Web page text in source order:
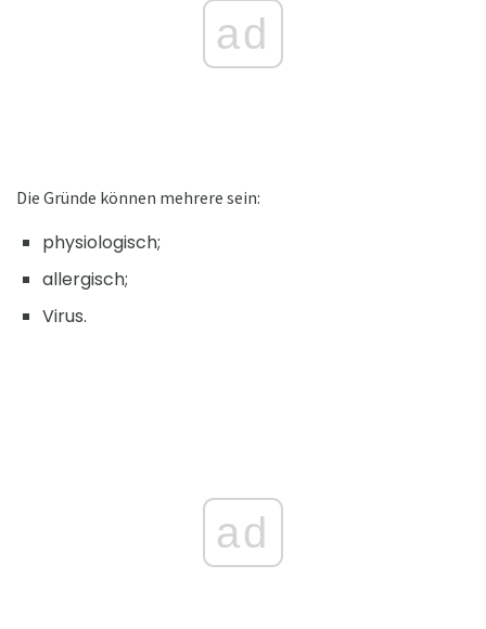
ad
Die Gründe können mehrere sein:
physiologisch;
allergisch;
Virus.
ad